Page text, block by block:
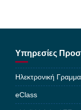
Υπηρεσίες
Ηλεκτρονική
eClass